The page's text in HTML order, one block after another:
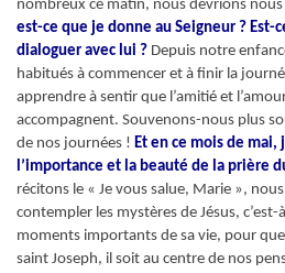
nombreux ce matin, nous devrions
est-ce que je donne au Seigneur ? Est-
dialoguer avec lui ? Depuis notre
habitués à commencer et à finir la
apprendre à sentir que l’amitié et
accompagnent. Souvenons-nous plus
de nos journées ! Et en ce mois de
l’importance et la beauté de la prière
récitons le « Je vous salue, Marie »,
contempler les mystères de Jésus,
moments importants de sa vie, pour
saint Joseph, il soit au centre de nos